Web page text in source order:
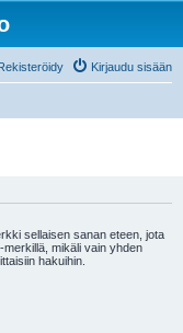
Kirjaudu sisään
sellaisen sanan eteen, jota
-merkillä, mikäli vain yhden
hakuihin.